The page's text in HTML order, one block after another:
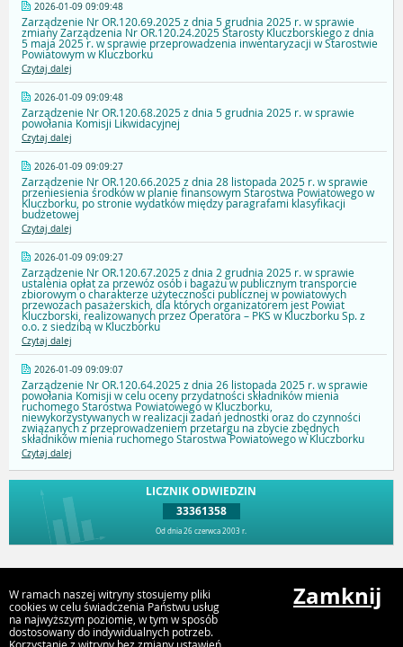
2026-01-09 09:09:48
Zarządzenie Nr OR.120.69.2025 z dnia 5 grudnia 2025 r. w sprawie
zmiany Zarządzenia Nr OR.120.24.2025 Starosty Kluczborskiego z dnia
5 maja 2025 r. w sprawie przeprowadzenia inwentaryzacji w Starostwie
Powiatowym w Kluczborku
Czytaj dalej
2026-01-09 09:09:48
Zarządzenie Nr OR.120.68.2025 z dnia 5 grudnia 2025 r. w sprawie
powołania Komisji Likwidacyjnej
Czytaj dalej
2026-01-09 09:09:27
Zarządzenie Nr OR.120.66.2025 z dnia 28 listopada 2025 r. w sprawie
przeniesienia środków w planie finansowym Starostwa Powiatowego w
Kluczborku, po stronie wydatków między paragrafami klasyfikacji
budżetowej
Czytaj dalej
2026-01-09 09:09:27
Zarządzenie Nr OR.120.67.2025 z dnia 2 grudnia 2025 r. w sprawie
ustalenia opłat za przewóz osób i bagażu w publicznym transporcie
zbiorowym o charakterze użyteczności publicznej w powiatowych
przewozach pasażerskich, dla których organizatorem jest Powiat
Kluczborski, realizowanych przez Operatora – PKS w Kluczborku Sp. z
o.o. z siedzibą w Kluczborku
Czytaj dalej
2026-01-09 09:09:07
Zarządzenie Nr OR.120.64.2025 z dnia 26 listopada 2025 r. w sprawie
powołania Komisji w celu oceny przydatności składników mienia
ruchomego Starostwa Powiatowego w Kluczborku,
niewykorzystywanych w realizacji zadań jednostki oraz do czynności
związanych z przeprowadzeniem przetargu na zbycie zbędnych
składników mienia ruchomego Starostwa Powiatowego w Kluczborku
Czytaj dalej
LICZNIK ODWIEDZIN
33361358
Od dnia 26 czerwca 2003 r.
Starostwo Powiatowe w Kluczborku
W ramach naszej witryny stosujemy pliki
cookies w celu świadczenia Państwu usług
na najwyższym poziomie, w tym w sposób
dostosowany do indywidualnych potrzeb.
Zamknij